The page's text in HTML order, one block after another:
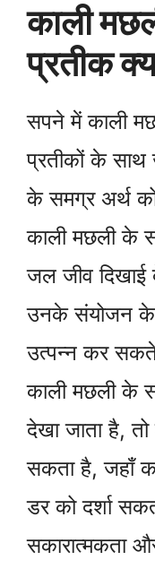
काली
प्रतीक
सपने में काली
प्रतीकों के
के समग्र अर्थ
काली मछली के
जल जीव
उनके संयोजन के
उत्पन्न कर
काली मछली के
देखा जाता है, तो
सकता है, जहाँ
डर को दर्शा
सकारात्मकता